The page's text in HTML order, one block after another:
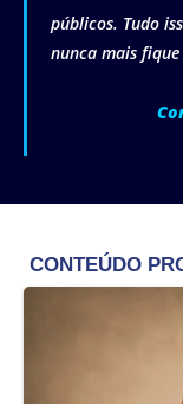
públicos. Tudo
nunca mais